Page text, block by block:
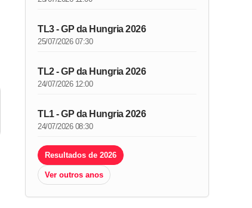
TL3 - GP da Hungria 2026
25/07/2026 07:30
TL2 - GP da Hungria 2026
24/07/2026 12:00
TL1 - GP da Hungria 2026
24/07/2026 08:30
Resultados de 2026
Ver outros anos